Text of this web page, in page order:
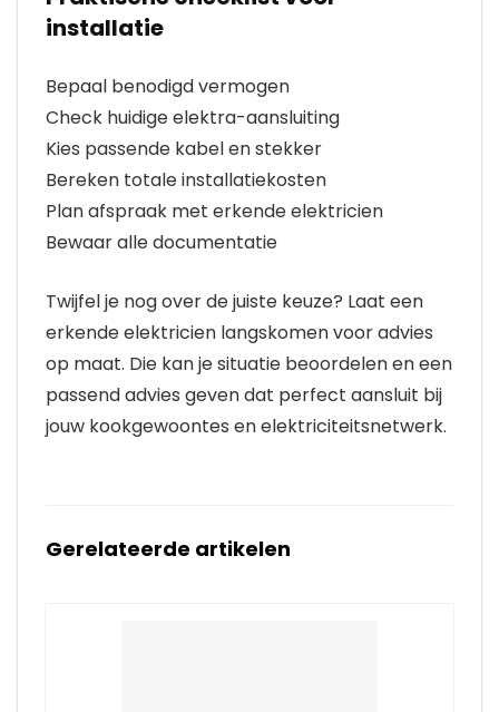
installatie
Bepaal benodigd vermogen
Check huidige elektra-aansluiting
Kies passende kabel en stekker
Bereken totale installatiekosten
Plan afspraak met erkende elektricien
Bewaar alle documentatie
Twijfel je nog over de juiste keuze? Laat een
erkende elektricien langskomen voor advies
op maat. Die kan je situatie beoordelen en een
passend advies geven dat perfect aansluit bij
jouw kookgewoontes en elektriciteitsnetwerk.
Gerelateerde artikelen